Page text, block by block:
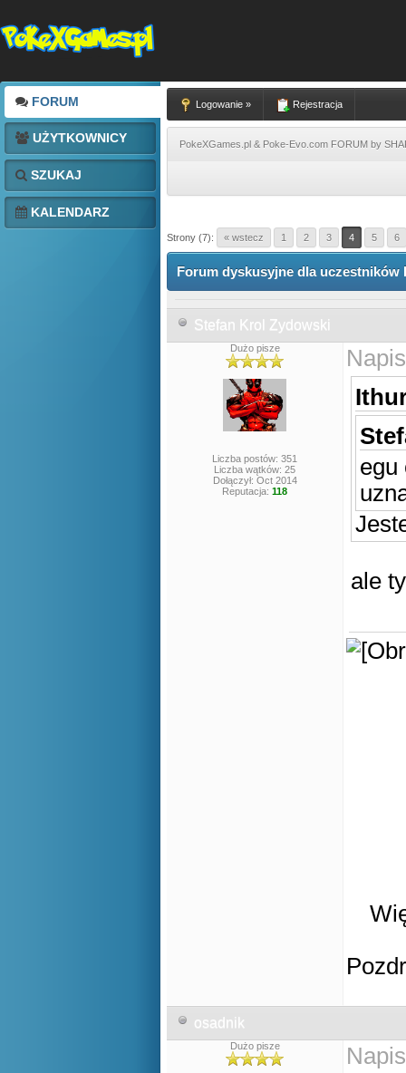
FORUM
UŻYTKOWNICY
SZUKAJ
KALENDARZ
Logowanie » Rejestracja
PokeXGames.pl & Poke-Evo.com FORUM by
Strony (7): « wstecz 1 2 3 4 5 6
Forum dyskusyjne dla uczestników
Stefan Krol Zydowski
Dużo pisze
Liczba postów: 351
Liczba wątków: 25
Dołączył: Oct 2014
Reputacja: 118
egu
ale
osadnik
Dużo pisze